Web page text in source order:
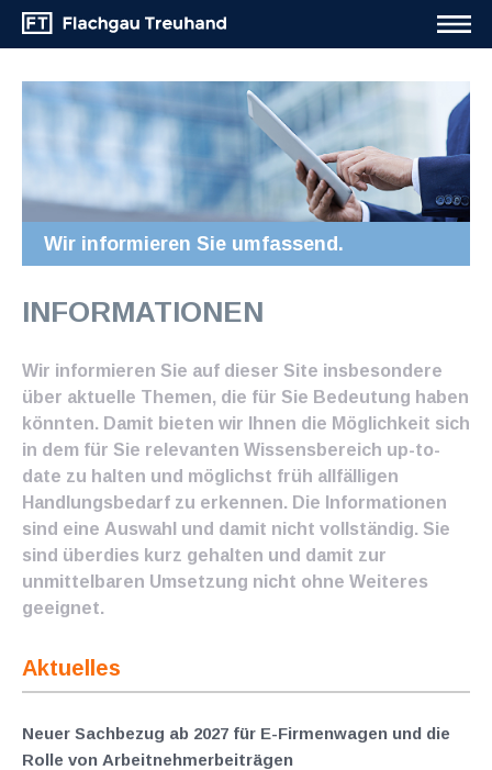
Wir informieren Sie umfassend.
INFORMATIONEN
Wir informieren Sie auf dieser Site insbesondere
über aktuelle Themen, die für Sie Bedeutung haben
könnten. Damit bieten wir Ihnen die Möglichkeit sich
in dem für Sie relevanten Wissensbereich up-to-
date zu halten und möglichst früh allfälligen
Handlungsbedarf zu erkennen. Die Informationen
sind eine Auswahl und damit nicht vollständig. Sie
sind überdies kurz gehalten und damit zur
unmittelbaren Umsetzung nicht ohne Weiteres
geeignet.
Aktuelles
Neuer Sachbezug ab 2027 für E-Firmenwagen und die
Rolle von Arbeitnehmer​­beiträgen